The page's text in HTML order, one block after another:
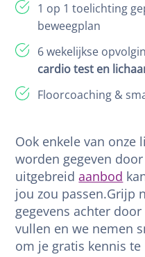
1 op 1 toelichting
beweegplan
6 wekelijkse
cardio test en
Floorcoaching &
Ook enkele van onze
worden gegeven
uitgebreidaanbod
jou zou passen.Grijp
gegevens achter
vullen en we nemen
om je gratis kennis te